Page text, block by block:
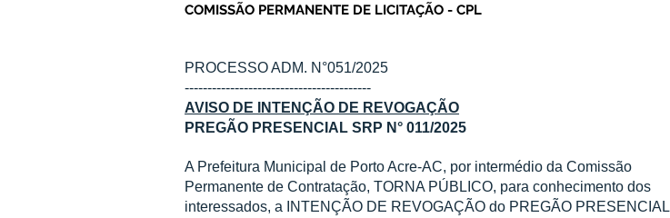
COMISSÃO PERMANENTE DE LICITAÇÃO - CPL
PROCESSO ADM. N°051/2025
-----------------------------------------
AVISO DE INTENÇÃO DE REVOGAÇÃO
PREGÃO PRESENCIAL SRP N° 011/2025
A Prefeitura Municipal de Porto Acre-AC, por intermédio da Comissão
Permanente de Contratação, TORNA PÚBLICO, para conhecimento dos
interessados, a INTENÇÃO DE REVOGAÇÃO do PREGÃO PRESENCIAL